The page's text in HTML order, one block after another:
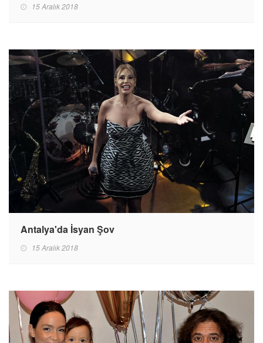
15 Aralık 2018
Antalya'da İsyan Şov
15 Aralık 2018